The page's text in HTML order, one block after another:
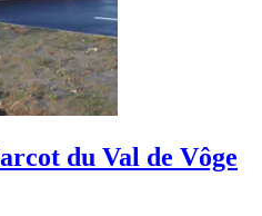
du Val de Vôge